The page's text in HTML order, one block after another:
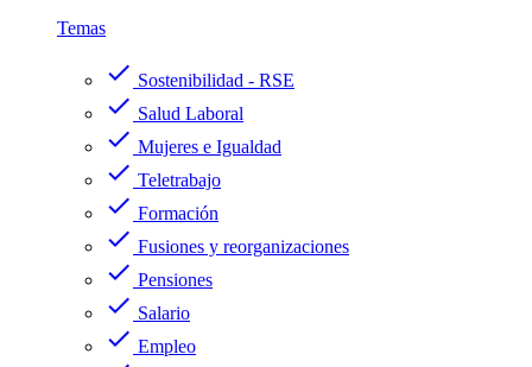
Temas
check Sostenibilidad - RSE
check Salud Laboral
check Mujeres e Igualdad
check Teletrabajo
check Formación
check Fusiones y reorganizaciones
check Pensiones
check Salario
check Empleo